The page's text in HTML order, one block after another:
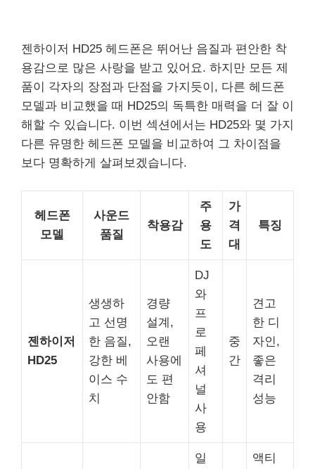
젠하이저 HD25 헤드폰은 뛰어난 음질과 편안한 착
용감으로 많은 사랑을 받고 있어요. 하지만 모든 제
품이 각자의 장점과 단점을 가지듯이, 다른 헤드폰
모델과 비교했을 때 HD25의 독특한 매력을 더 잘 이
해할 수 있습니다. 이번 섹션에서는 HD25와 몇 가지
다른 유명한 헤드폰 모델을 비교하여 그 차이점을
보다 명확하게 살펴보겠습니다.
헤드폰
모델
사운드
품질
착용감
주
용
도
가
격
대
특징
젠하이저
HD25
생생하
고 선명
한 음질,
강한 베
이스 수
치
경량
설계,
오랜
사용에
도 편
안함
DJ
와
프
로
페
셔
널
사
용
중
간
견고
한 디
자인,
좋은
격리
성능
일
액티